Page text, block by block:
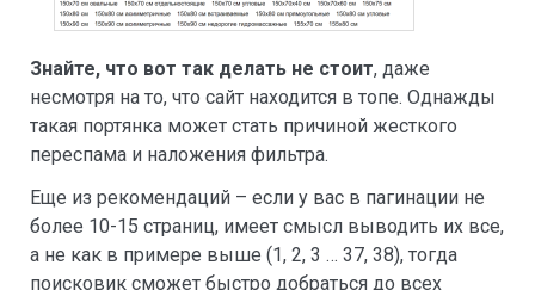
Знайте, что вот так делать не стоит, даже
несмотря на то, что сайт находится в топе. Однажды
такая портянка может стать причиной жесткого
переспама и наложения фильтра.
Еще из рекомендаций – если у вас в пагинации не
более 10-15 страниц, имеет смысл выводить их все,
а не как в примере выше (1, 2, 3 … 37, 38), тогда
поисковик сможет быстро добраться до всех